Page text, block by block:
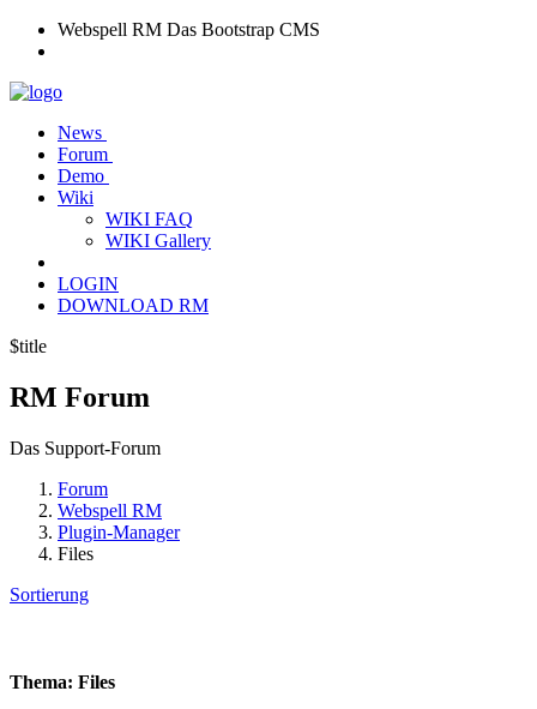
Webspell RM Das Bootstrap CMS
News
Forum
Demo
Wiki
WIKI FAQ
WIKI Gallery
LOGIN
DOWNLOAD RM
$title
RM Forum
Das Support-Forum
Forum
Webspell RM
Plugin-Manager
Files
Sortierung
Thema: Files